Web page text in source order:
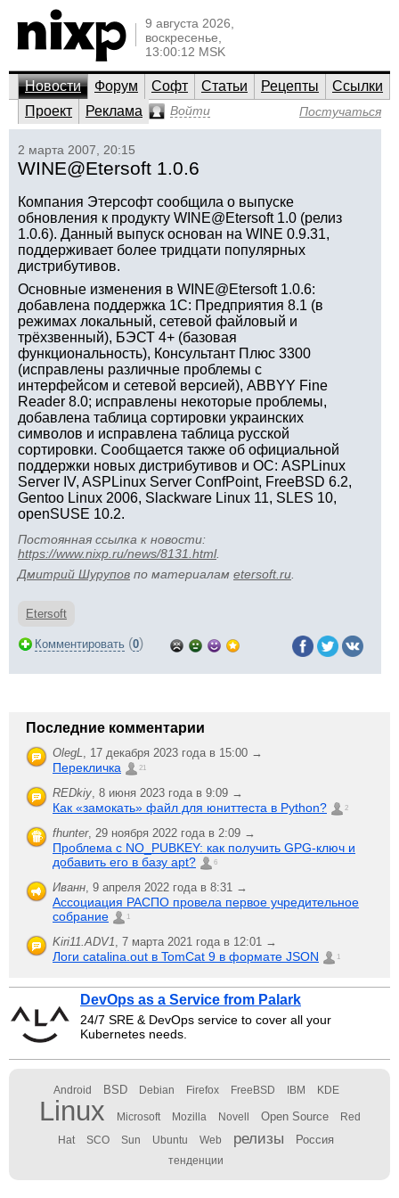
9 августа 2026,
воскресенье,
13:00:12 MSK
Новости Форум Софт Статьи Рецепты
Ссылки
Проект
Реклама Войти Постучаться
2 марта 2007, 20:15
WINE@Etersoft 1.0.6
Компания Этерсофт сообщила о выпуске
обновления к продукту WINE@Etersoft 1.0 (релиз
1.0.6). Данный выпуск основан на WINE 0.9.31,
поддерживает более тридцати популярных
дистрибутивов.
Основные изменения в WINE@Etersoft 1.0.6:
добавлена поддержка 1С: Предприятия 8.1 (в
режимах локальный, сетевой файловый и
трёхзвенный), БЭСТ 4+ (базовая
функциональность), Консультант Плюс 3300
(исправлены различные проблемы с
интерфейсом и сетевой версией), ABBYY Fine
Reader 8.0; исправлены некоторые проблемы,
добавлена таблица сортировки украинских
символов и исправлена таблица русской
сортировки. Сообщается также об официальной
поддержки новых дистрибутивов и ОС: ASPLinux
Server IV, ASPLinux Server ConfPoint, FreeBSD 6.2,
Gentoo Linux 2006, Slackware Linux 11, SLES 10,
openSUSE 10.2.
Постоянная ссылка к новости:
https://www.nixp.ru/news/8131.html.
Дмитрий Шурупов по материалам etersoft.ru
Etersoft
Комментировать (0)
Последние комментарии
OlegL, 17 декабря 2023 года в 15:00 →
Перекличка 21
REDkiy, 8 июня 2023 года в 9:09 →
Как «замокать» файл для юниттеста в Python? 2
fhunter, 29 ноября 2022 года в 2:09 →
Проблема с NO_PUBKEY: как получить GPG-ключ и
добавить его в базу apt?
6
Иванн, 9 апреля 2022 года в 8:31 →
Ассоциация РАСПО провела первое учредительное
собрание
1
Kiri11.ADV1, 7 марта 2021 года в 12:01 →
Логи catalina.out в TomCat 9 в формате JSON 1
DevOps as a Service from Palark
24/7 SRE & DevOps service to cover all your
Kubernetes needs.
Android BSD Debian Firefox FreeBSD IBM KDE
Linux Microsoft Mozilla Novell Open Source Red
Hat SCO Sun Ubuntu Web релизы Россия
тенденции